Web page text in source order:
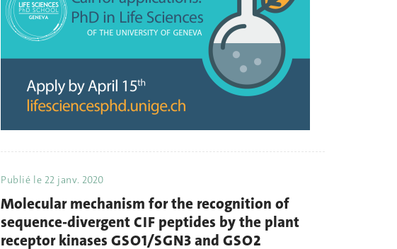
Publié le 22 janv. 2020
Molecular mechanism for the recognition of
sequence-divergent CIF peptides by the plant
receptor kinases GSO1/SGN3 and GSO2